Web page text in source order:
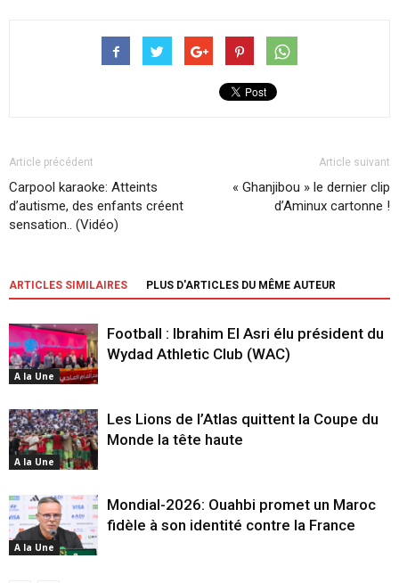
Article précédent
Carpool karaoke: Atteints
d’autisme, des enfants créent
sensation.. (Vidéo)
Article suivant
« Ghanjibou » le dernier clip
d’Aminux cartonne !
ARTICLES SIMILAIRES PLUS D'ARTICLES DU MÊME AUTEUR
A la Une
Football : Ibrahim El Asri élu président du
Wydad Athletic Club (WAC)
A la Une
Les Lions de l’Atlas quittent la Coupe du
Monde la tête haute
A la Une
Mondial-2026: Ouahbi promet un Maroc
fidèle à son identité contre la France